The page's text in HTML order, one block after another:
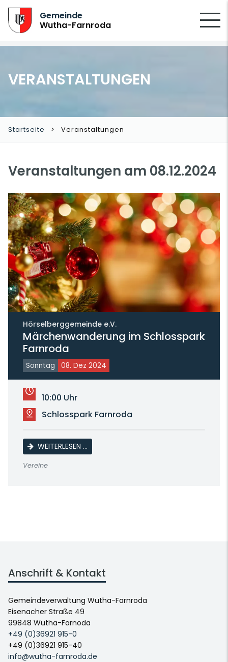
Gemeinde
Wutha-Farnroda
VERANSTALTUNGEN
Startseite Veranstaltungen
Veranstaltungen am 08.12.2024
Hörselberggemeinde e.V.
Märchenwanderung im Schlosspark
Farnroda
Sonntag 08. Dez 2024
10:00 Uhr
Schlosspark Farnroda
WEITERLESEN …MÄRCHENWANDERUNG IM SCHLOSSPARK
Vereine
Anschrift & Kontakt
Gemeindeverwaltung Wutha-Farnroda
Eisenacher Straße 49
99848 Wutha-Farnoda
+49 (0)36921 915-0
+49 (0)36921 915-40
info@wutha-farnroda.de